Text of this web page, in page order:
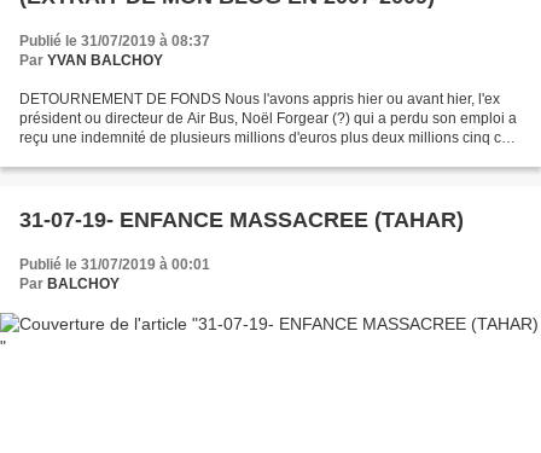
Publié le 31/07/2019 à 08:37
Par YVAN BALCHOY
DETOURNEMENT DE FONDS Nous l'avons appris hier ou avant hier, l'ex
président ou directeur de Air Bus, Noël Forgear (?) qui a perdu son emploi a
reçu une indemnité de plusieurs millions d'euros plus deux millions cinq cent
31-07-19- ENFANCE MASSACREE (TAHAR)
Publié le 31/07/2019 à 00:01
Par BALCHOY